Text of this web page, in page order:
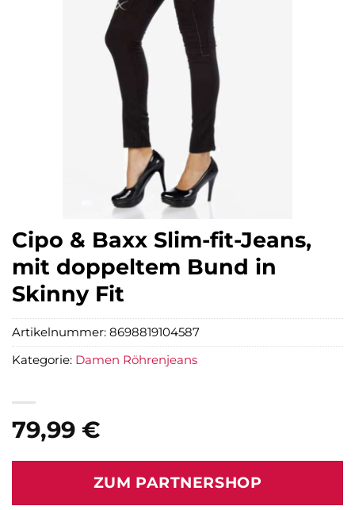
Cipo & Baxx Slim-fit-Jeans,
mit doppeltem Bund in
Skinny Fit
79,99 €
ZUM PARTNERSHOP
Artikelnummer: 8698819104587
Kategorie: Damen Röhrenjeans